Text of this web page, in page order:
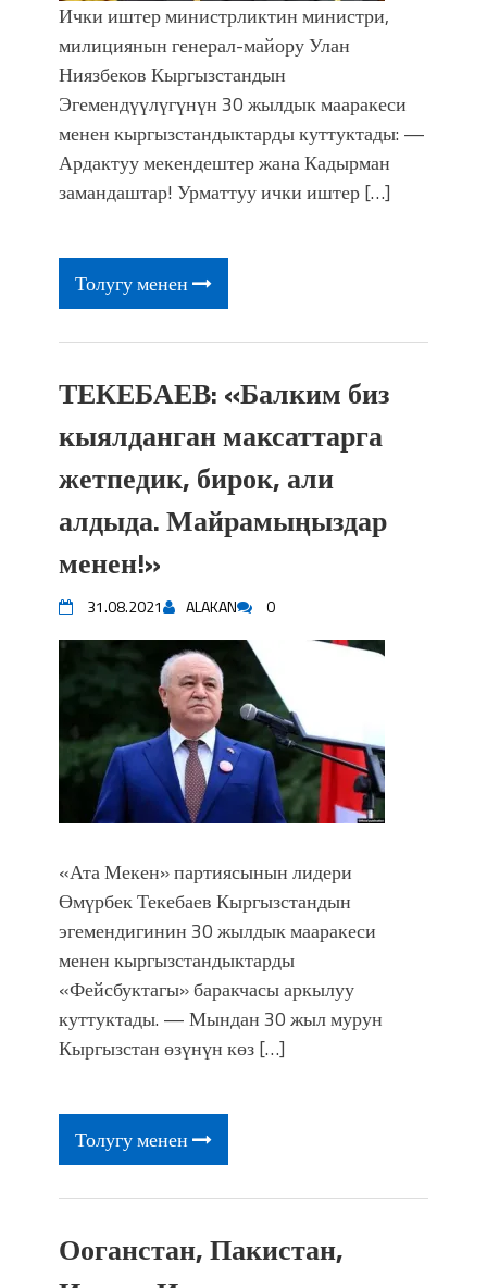
Ички иштер министрликтин министри,
милициянын генерал-майору Улан
Ниязбеков Кыргызстандын
Эгемендүүлүгүнүн 30 жылдык мааракеси
менен кыргызстандыктарды куттуктады: —
Ардактуу мекендештер жана Кадырман
замандаштар! Урматтуу ички иштер […]
Толугу менен
ТЕКЕБАЕВ: «Балким биз
кыялданган максаттарга
жетпедик, бирок, али
алдыда. Майрамыңыздар
менен!»
31.08.2021 ALAKAN 0
«Ата Мекен» партиясынын лидери
Өмүрбек Текебаев Кыргызстандын
эгемендигинин 30 жылдык мааракеси
менен кыргызстандыктарды
«Фейсбуктагы» баракчасы аркылуу
куттуктады. — Мындан 30 жыл мурун
Кыргызстан өзүнүн көз […]
Толугу менен
Ооганстан, Пакистан,